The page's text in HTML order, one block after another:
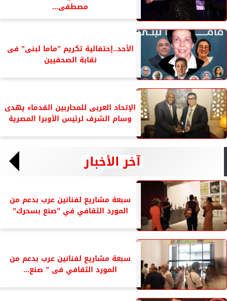
مصطفى...
الأحد..إحتفالية تكريم ”ماما لبنى” فى
نقابة الصحفيين
الإتحاد العربى للمحاربين القدماء يهدى
وسام الشرف لرئيس الأوبرا المصرية
آخر الأخبار
سبعة مشاريع لفنانين عرب بدعم من
المورد الثقافي في ”صنع بسحرك”
سبعة مشاريع لفنانين عرب بدعم من
المورد الثقافي فى ” صنع...